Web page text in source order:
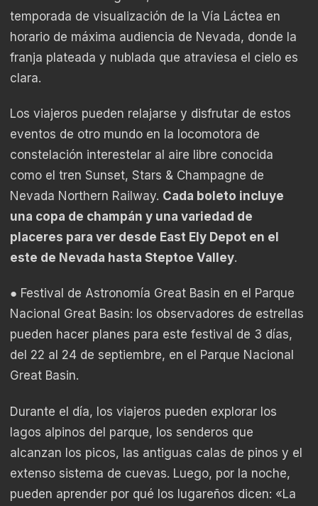
temporada de visualización de la Vía Láctea en
horario de máxima audiencia de Nevada, donde la
franja plateada y nublada que atraviesa el cielo es
clara.
Los viajeros pueden relajarse y disfrutar de estos
eventos de otro mundo en la locomotora de
constelación interestelar al aire libre conocida
como el tren Sunset, Stars & Champagne de
Nevada Northern Railway. Cada boleto incluye
una copa de champán y una variedad de
placeres para ver desde East Ely Depot en el
este de Nevada hasta Steptoe Valley.
● Festival de Astronomía Great Basin en el Parque
Nacional Great Basin: los observadores de estrellas
pueden hacer planes para este festival de 3 días,
del 22 al 24 de septiembre, en el Parque Nacional
Great Basin.
Durante el día, los viajeros pueden explorar los
lagos alpinos del parque, los senderos que
alcanzan los picos, las antiguas calas de pinos y el
extenso sistema de cuevas. Luego, por la noche,
pueden aprender por qué los lugareños dicen: «La